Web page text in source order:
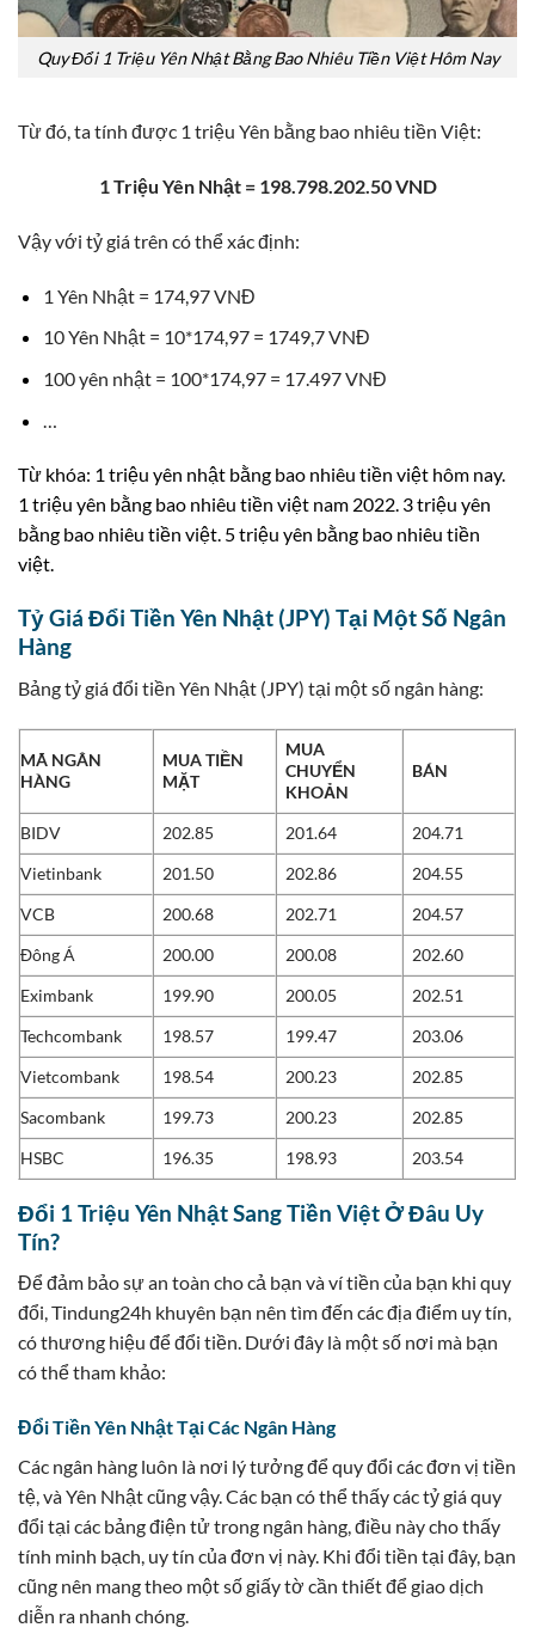
Quy Đổi 1 Triệu Yên Nhật Bằng Bao Nhiêu Tiền Việt Hôm Nay
Từ đó, ta tính được 1 triệu Yên bằng bao nhiêu tiền Việt:
1 Triệu Yên Nhật = 198.798.202.50 VND
Vậy với tỷ giá trên có thể xác định:
1 Yên Nhật = 174,97 VNĐ
10 Yên Nhật = 10*174,97 = 1749,7 VNĐ
100 yên nhật = 100*174,97 = 17.497 VNĐ
Từ khóa: 1 triệu yên nhật bằng bao nhiêu tiền việt hôm nay.
1 triệu yên bằng bao nhiêu tiền việt nam 2022. 3 triệu yên
bằng bao nhiêu tiền việt. 5 triệu yên bằng bao nhiêu tiền
việt.
Tỷ Giá Đổi Tiền Yên Nhật (JPY) Tại Một Số Ngân
Hàng
Bảng tỷ giá đổi tiền Yên Nhật (JPY) tại một số ngân hàng:
MÃ NGÂN
HÀNG
MUA TIỀN
MẶT
MUA
CHUYỂN
KHOẢN
BÁN
BIDV 202.85 201.64
204.71
Vietinbank
201.50 202.86
204.55
VCB
200.68 202.71
204.57
Đông Á
200.00 200.08
202.60
Eximbank
199.90 200.05
202.51
Techcombank
198.57 199.47
203.06
Vietcombank
198.54 200.23
202.85
Sacombank
199.73 200.23
202.85
HSBC
196.35 198.93 203.54
Đổi 1 Triệu Yên Nhật Sang Tiền Việt Ở Đâu Uy
Tín?
Để đảm bảo sự an toàn cho cả bạn và ví tiền của bạn khi quy
đổi, Tindung24h khuyên bạn nên tìm đến các địa điểm uy tín,
có thương hiệu để đổi tiền. Dưới đây là một số nơi mà bạn
có thể tham khảo:
Đổi Tiền Yên Nhật Tại Các Ngân Hàng
Các ngân hàng luôn là nơi lý tưởng để quy đổi các đơn vị tiền
tệ, và Yên Nhật cũng vậy. Các bạn có thể thấy các tỷ giá quy
đổi tại các bảng điện tử trong ngân hàng, điều này cho thấy
tính minh bạch, uy tín của đơn vị này. Khi đổi tiền tại đây, bạn
cũng nên mang theo một số giấy tờ cần thiết để giao dịch
diễn ra nhanh chóng.